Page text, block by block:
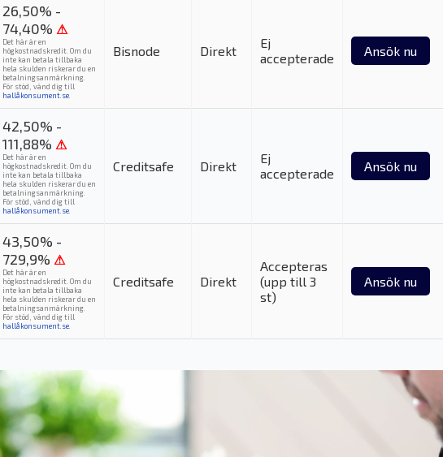
26,50% -
74,40% ⚠
Det här är en
högkostnadskredit. Om du
inte kan betala tillbaka
hela skulden riskerar du en
betalningsanmärkning.
För stöd, vänd dig till
hallåkonsument.se
Bisnode Direkt
Ej
accepterade
Ansök nu
42,50% -
111,88% ⚠
Det här är en
högkostnadskredit. Om du
inte kan betala tillbaka
hela skulden riskerar du en
betalningsanmärkning.
För stöd, vänd dig till
hallåkonsument.se
Creditsafe Direkt
Ej
accepterade
Ansök nu
43,50% -
729,9% ⚠
Det här är en
högkostnadskredit. Om du
inte kan betala tillbaka
hela skulden riskerar du en
betalningsanmärkning.
För stöd, vänd dig till
hallåkonsument.se
Creditsafe Direkt
Accepteras
(upp till 3
st)
Ansök nu